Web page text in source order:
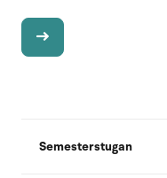
Semesterstugan